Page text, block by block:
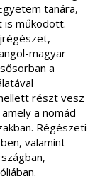
tanára,
is működött.
magyar
a
részt vesz
a nomád
Régészeti
valamint